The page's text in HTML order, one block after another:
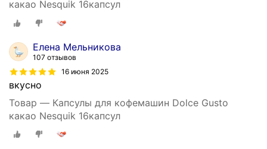
какао Nesquik 16капсул
Елена Мельникова
107 отзывов
16 июня 2025
вкусно
Товар — Капсулы для кофемашин Dolce Gusto
какао Nesquik 16капсул